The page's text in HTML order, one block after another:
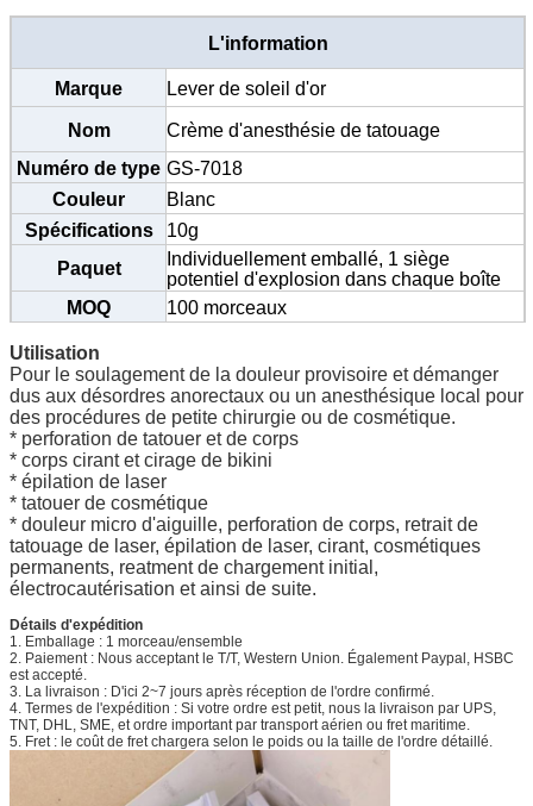
L'information
Marque Lever de soleil d'or
Nom
Crème d'anesthésie de tatouage
Numéro de type GS-7018
Couleur
Blanc
Spécifications
10g
Paquet
Individuellement emballé, 1 siège
potentiel d'explosion dans chaque boîte
MOQ
100 morceaux
Utilisation
Pour le soulagement de la douleur provisoire et démanger
dus aux désordres anorectaux ou un anesthésique local pour
des procédures de petite chirurgie ou de cosmétique.
* perforation de tatouer et de corps
* corps cirant et cirage de bikini
* épilation de laser
* tatouer de cosmétique
* douleur micro d'aiguille, perforation de corps, retrait de
tatouage de laser, épilation de laser, cirant, cosmétiques
permanents, reatment de chargement initial,
électrocautérisation et ainsi de suite.
Détails d'expédition
1. Emballage : 1 morceau/ensemble
2. Paiement : Nous acceptant le T/T, Western Union. Également Paypal, HSBC
est accepté.
3. La livraison : D'ici 2~7 jours après réception de l'ordre confirmé.
4. Termes de l'expédition : Si votre ordre est petit, nous la livraison par UPS,
TNT, DHL, SME, et ordre important par transport aérien ou fret maritime.
5. Fret : le coût de fret chargera selon le poids ou la taille de l'ordre détaillé.